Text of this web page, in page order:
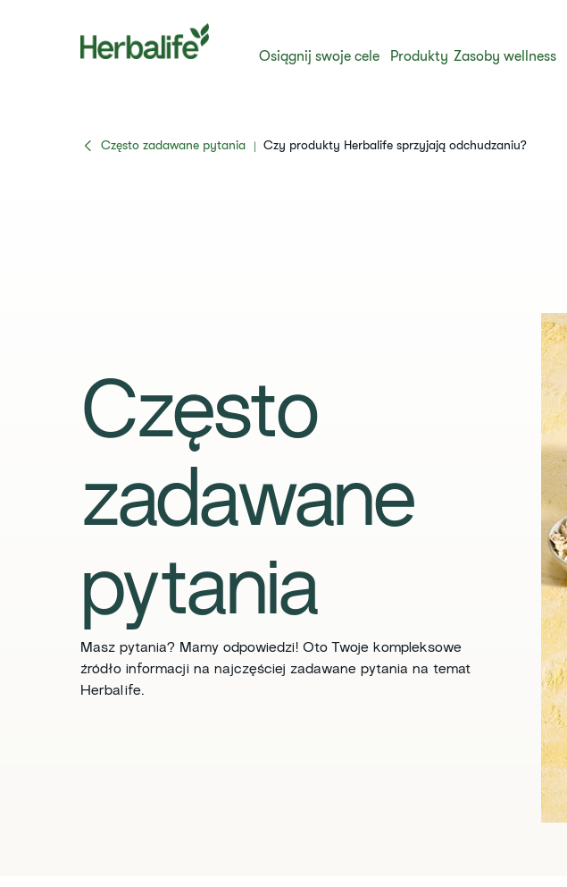
Osiągnij swoje cele Produkty Zasoby wellness
Często zadawane pytania | Czy produkty Herbalife sprzyjają odchudzaniu?
Często
zadawane
pytania
Masz pytania? Mamy odpowiedzi! Oto Twoje kompleksowe
źródło informacji na najczęściej zadawane pytania na temat
Herbalife.